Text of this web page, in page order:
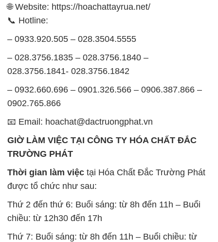
🌐 Website: https://hoachattayrua.net/
📞 Hotline:
– 0933.920.505 – 028.3504.5555
– 028.3756.1835 – 028.3756.1840 –
028.3756.1841- 028.3756.1842
– 0932.660.696 – 0901.326.566 – 0906.387.866 –
0902.765.866
📧 Email: hoachat@dactruongphat.vn
GIỜ LÀM VIỆC TẠI CÔNG TY HÓA CHẤT ĐẮC
TRƯỜNG PHÁT
Thời gian làm việc tại Hóa Chất Đắc Trường Phát
được tổ chức như sau:
Thứ 2 đến thứ 6: Buổi sáng: từ 8h đến 11h – Buổi
chiều: từ 12h30 đến 17h
Thứ 7: Buổi sáng: từ 8h đến 11h – Buổi chiều: từ